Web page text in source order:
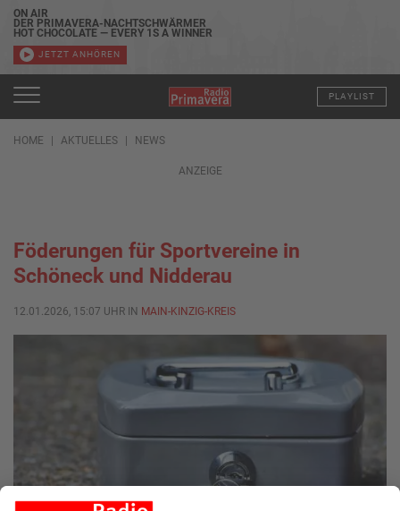
ON AIR
DER PRIMAVERA-NACHTSCHWÄRMER
HOT CHOCOLATE — EVERY 1S A WINNER
JETZT ANHÖREN
PLAYLIST
HOME AKTUELLES NEWS
ANZEIGE
Föderungen für Sportvereine in
Schöneck und Nidderau
12.01.2026, 15:07 UHR IN MAIN-KINZIG-KREIS